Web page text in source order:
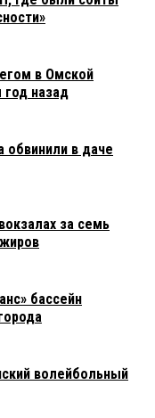
в Омской
год назад
обвинили в даче
за семь
бассейн
волейбольный